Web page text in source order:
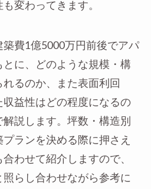
変わってきます。
費1億5000万円前後でアパ
に、どのような規模・構
るのか、また表面利回
収益性はどの程度になるの
説します。坪数・構造別
ランを決める際に押さえ
わせて紹介しますので、
らし合わせながら参考に